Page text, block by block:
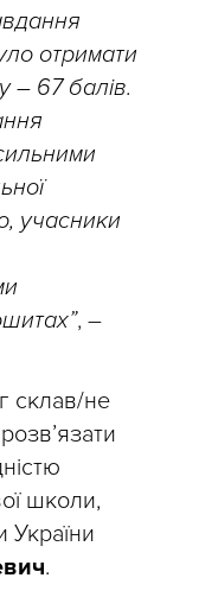
отримати
– 67 балів.
учасники
, –
склав/не
школи,
України
.